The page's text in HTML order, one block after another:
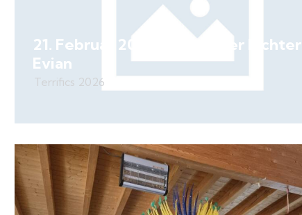
21. Februar 2026 – Palast der Lichter
Evian
Terrifics 2026